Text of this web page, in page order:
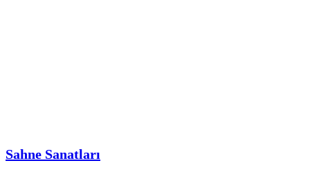
Sahne Sanatları